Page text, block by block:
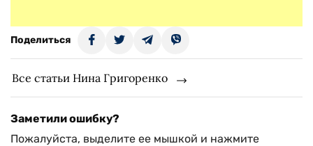
Поделиться
Все статьи Нина Григоренко
Заметили ошибку?
Пожалуйста, выделите ее мышкой и нажмите